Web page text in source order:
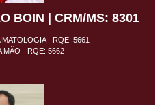
BOIN | CRM/MS: 8301
- RQE: 5661
MÃO - RQE: 5662